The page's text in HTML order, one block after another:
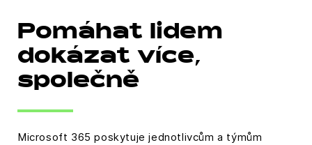
Pomáhat lidem
dokázat více,
společně
Microsoft 365 poskytuje jednotlivcům a týmům